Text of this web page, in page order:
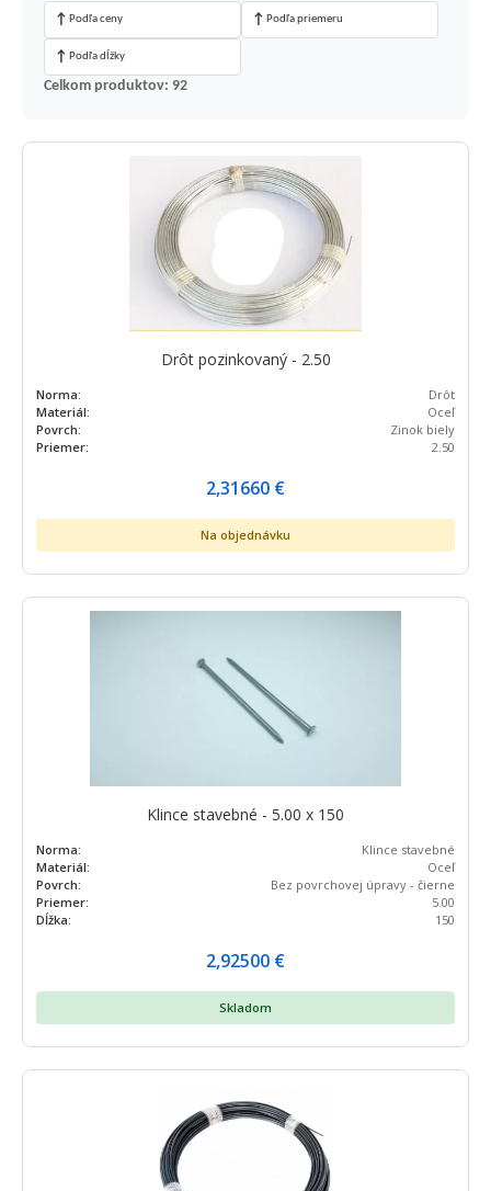
↑ Podľa ceny ↑ Podľa priemeru
↑ Podľa dĺžky
Celkom produktov: 92
Drôt pozinkovaný - 2.50
Norma:
Drôt
Materiál:
Oceľ
Povrch:
Zinok biely
Priemer:
2.50
2,31660 €
Na objednávku
Klince stavebné - 5.00 x 150
Norma:
Klince stavebné
Materiál:
Oceľ
Povrch:
Bez povrchovej úpravy - čierne
Priemer:
5.00
Dĺžka:
150
2,92500 €
Skladom